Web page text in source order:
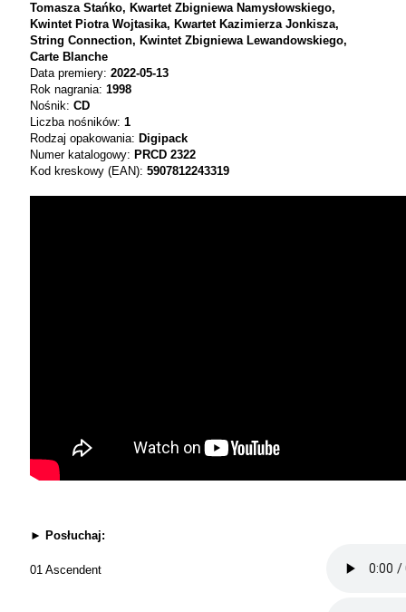
Tomasza Stańko, Kwartet Zbigniewa Namysłowskiego,
Kwintet Piotra Wojtasika, Kwartet Kazimierza Jonkisza,
String Connection, Kwintet Zbigniewa Lewandowskiego,
Carte Blanche
Data premiery: 2022-05-13
Rok nagrania: 1998
Nośnik: CD
Liczba nośników: 1
Rodzaj opakowania: Digipack
Numer katalogowy: PRCD 2322
Kod kreskowy (EAN): 5907812243319
► Posłuchaj:
01 Ascendent